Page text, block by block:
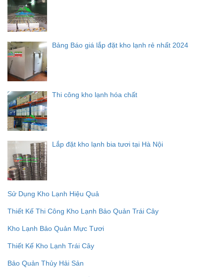
Bảng Báo giá lắp đặt kho lạnh rẻ nhất 2024
Thi công kho lạnh hóa chất
Lắp đặt kho lạnh bia tươi tại Hà Nội
Sử Dụng Kho Lạnh Hiệu Quả
Thiết Kế Thi Công Kho Lạnh Bảo Quản Trái Cây
Kho Lạnh Bảo Quản Mực Tươi
Thiết Kế Kho Lạnh Trái Cây
Bảo Quản Thủy Hải Sản